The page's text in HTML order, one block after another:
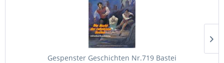
Gespenster Geschichten Nr.719 Bastei